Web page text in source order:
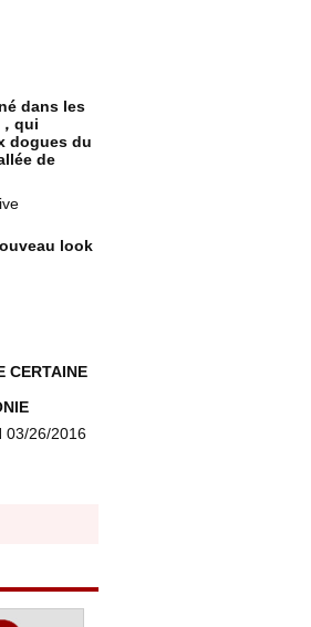
dans les
qui
dogues du
de
look
CERTAINE
03/26/2016